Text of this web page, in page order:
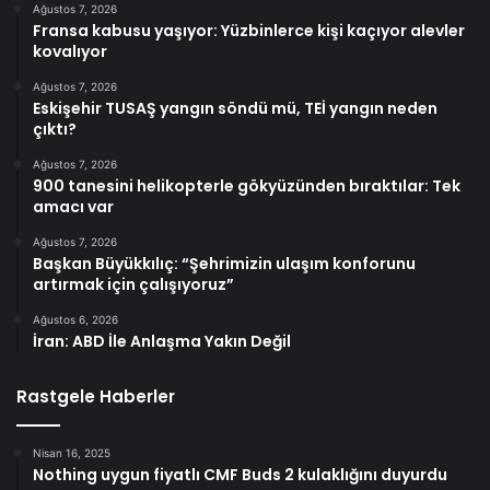
Ağustos 7, 2026
Fransa kabusu yaşıyor: Yüzbinlerce kişi kaçıyor alevler
kovalıyor
Ağustos 7, 2026
Eskişehir TUSAŞ yangın söndü mü, TEİ yangın neden
çıktı?
Ağustos 7, 2026
900 tanesini helikopterle gökyüzünden bıraktılar: Tek
amacı var
Ağustos 7, 2026
Başkan Büyükkılıç: “Şehrimizin ulaşım konforunu
artırmak için çalışıyoruz”
Ağustos 6, 2026
İran: ABD İle Anlaşma Yakın Değil
Rastgele Haberler
Nisan 16, 2025
Nothing uygun fiyatlı CMF Buds 2 kulaklığını duyurdu